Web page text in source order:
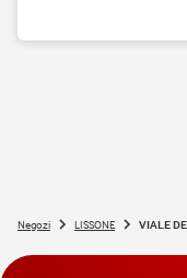
Negozi LISSONE VIALE